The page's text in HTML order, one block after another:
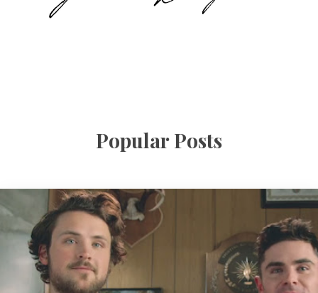
Popular Posts